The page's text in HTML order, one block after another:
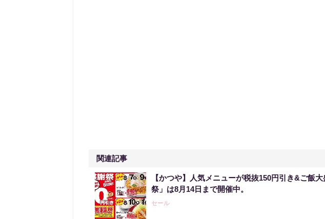
関連記事
【かつや】人気メニューが税抜150円引き&ご飯
祭」は8月14日まで開催中。
セール